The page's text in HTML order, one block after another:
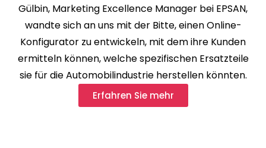
Gülbin, Marketing Excellence Manager bei EPSAN,
wandte sich an uns mit der Bitte, einen Online-
Konfigurator zu entwickeln, mit dem ihre Kunden
ermitteln können, welche spezifischen Ersatzteile
sie für die Automobilindustrie herstellen könnten.
Erfahren Sie mehr